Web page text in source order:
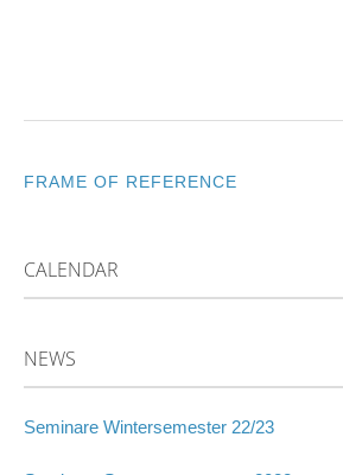
NAVIGATION
FRAME OF REFERENCE
CALENDAR
NEWS
Seminare Wintersemester 22/23